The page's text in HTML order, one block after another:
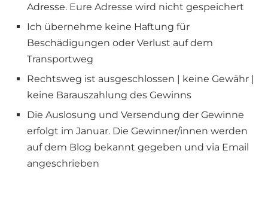
Adresse. Eure Adresse wird nicht gespeichert
Ich übernehme keine Haftung für
Beschädigungen oder Verlust auf dem
Transportweg
Rechtsweg ist ausgeschlossen | keine Gewähr |
keine Barauszahlung des Gewinns
Die Auslosung und Versendung der Gewinne
erfolgt im Januar. Die Gewinner/innen werden
auf dem Blog bekannt gegeben und via Email
angeschrieben